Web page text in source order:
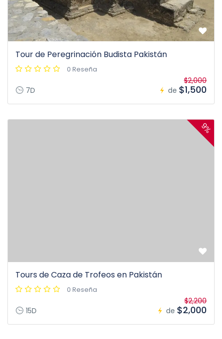
Tour de Peregrinación Budista Pakistán
0 Reseña
7D de
$2,000
$1,500
9%
Tours de Caza de Trofeos en Pakistán
0 Reseña
15D de
$2,200
$2,000